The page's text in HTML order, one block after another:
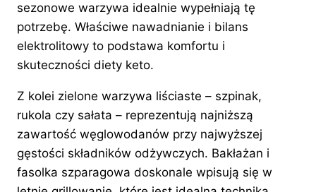
sezonowe warzywa idealnie wypełniają tę
potrzebę. Właściwe nawadnianie i bilans
elektrolitowy to podstawa komfortu i
skuteczności diety keto.
Z kolei zielone warzywa liściaste – szpinak,
rukola czy sałata – reprezentują najniższą
zawartość węglowodanów przy najwyższej
gęstości składników odżywczych. Bakłażan i
fasolka szparagowa doskonale wpisują się w